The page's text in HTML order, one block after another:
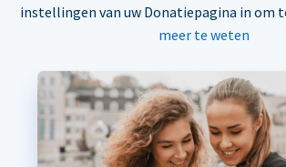
instellingen van uw Donatiepagina in om
meer te weten